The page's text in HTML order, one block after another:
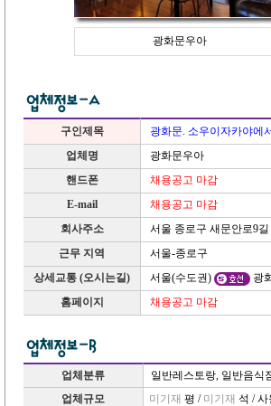
광화문우아
구인제목
광화문. 소우이자카야에
업체명
광화문우아
핸드폰
채용공고 마감
E-mail
채용공고 마감
회사주소
서울 종로구 새문안로9
근무 지역
서울-종로구
상세교통 (오시는길)
서울(수도권)
광
홈페이지
채용공고 마감
업체분류
일반레스토랑, 일반음식
업체규모
미기재 평 / 미기재 석 /